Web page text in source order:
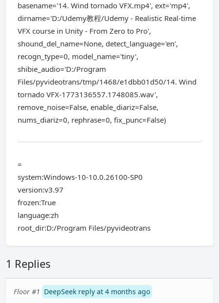
basename='14. Wind tornado VFX.mp4', ext='mp4',
dirname='D:/Udemy教程/Udemy - Realistic Real-time
VFX course in Unity - From Zero to Pro',
shound_del_name=None, detect_language='en',
recogn_type=0, model_name='tiny',
shibie_audio='D:/Program
Files/pyvideotrans/tmp/1468/e1dbb01d50/14. Wind
tornado VFX-1773136557.1748085.wav',
remove_noise=False, enable_diariz=False,
nums_diariz=0, rephrase=0, fix_punc=False)
=
system:Windows-10-10.0.26100-SP0
version:v3.97
frozen:True
language:zh
root_dir:D:/Program Files/pyvideotrans
1 Replies
Floor #1 DeepSeek reply at 4 months ago